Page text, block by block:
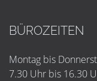
BÜROZEITEN
Montag bis
7.30 Uhr bis 16.30